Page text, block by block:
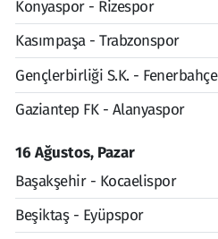
Konyaspor - Rizespor
Kasımpaşa - Trabzonspor
Gençlerbirliği S.K. - Fenerbahçe
Gaziantep FK - Alanyaspor
16 Ağustos, Pazar
Başakşehir - Kocaelispor
Beşiktaş - Eyüpspor